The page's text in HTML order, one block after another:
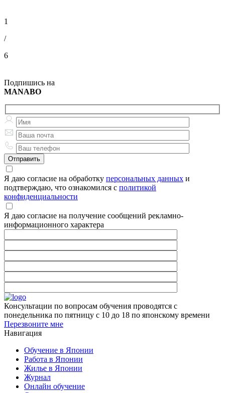
1
/
6
Подпишись на
MANABO
Я даю согласие на обработку персональных данных и
подтверждаю, что ознакомился с политикой
конфиденциальности
Я даю согласие на получение сообщений рекламно-
информационного характера
Консультации по вопросам обучения проводятся с
понедельника по пятницу с 10 до 18 по японскому времени
Перезвоните мне
Навигация
Обучение в Японии
Работа в Японии
Жилье в Японии
Журнал
Онлайн обучение